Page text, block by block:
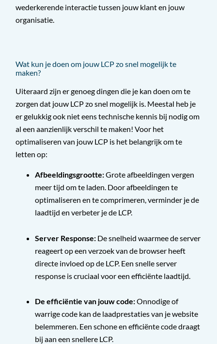
wederkerende interactie tussen jouw klant en jouw
organisatie.
Wat kun je doen om jouw LCP zo snel mogelijk te
maken?
Uiteraard zijn er genoeg dingen die je kan doen om te
zorgen dat jouw LCP zo snel mogelijk is. Meestal heb je
er gelukkig ook niet eens technische kennis bij nodig om
al een aanzienlijk verschil te maken! Voor het
optimaliseren van jouw LCP is het belangrijk om te
letten op:
Afbeeldingsgrootte:Grote afbeeldingen vergen
meer tijd om te laden. Door afbeeldingen te
optimaliseren en te comprimeren, verminder je de
laadtijd en verbeter je de LCP.
Server Response: De snelheid waarmee de server
reageert op een verzoek van de browser heeft
directe invloed op de LCP. Een snelle server
response is cruciaal voor een efficiënte laadtijd.
De efficiëntie van jouw code:Onnodige of
warrige code kan de laadprestaties van je website
belemmeren. Een schone en efficiënte code draagt
bij aan een snellere LCP.